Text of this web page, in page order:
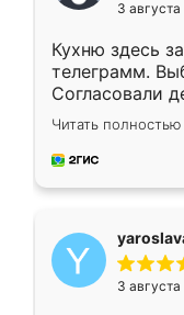
3
Кухню здесь
телеграмм.
Согласовали
недели кухня
довольны
мебель за
Читать полностью
3